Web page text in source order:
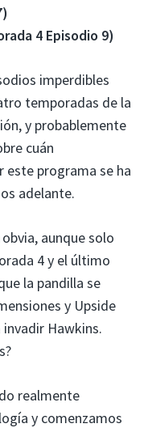
4 Episodio 9)
imperdibles
temporadas de la
y probablemente
cuán
programa se ha
adelante.
aunque solo
4 y el último
la pandilla se
y Upside
Hawkins.
realmente
y comenzamos